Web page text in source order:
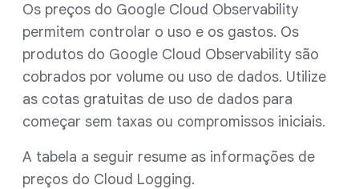
Os preços do Google Cloud Observability
permitem controlar o uso e os gastos. Os
produtos do Google Cloud Observability são
cobrados por volume ou uso de dados. Utilize
as cotas gratuitas de uso de dados para
começar sem taxas ou compromissos iniciais.
A tabela a seguir resume as informações de
preços do Cloud Logging.